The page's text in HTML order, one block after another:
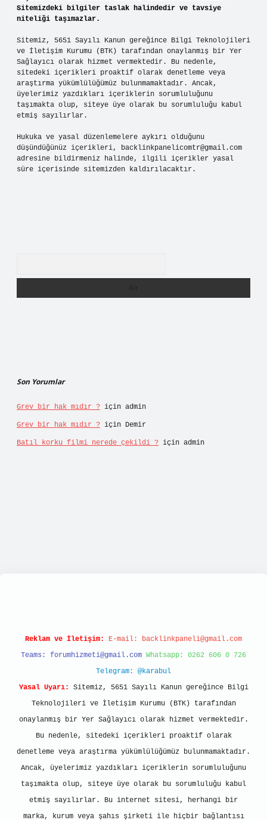
Sitemizdeki bilgiler taslak halindedir ve tavsiye
niteliği taşımazlar.
Sitemiz, 5651 Sayılı Kanun gereğince Bilgi Teknolojileri
ve İletişim Kurumu (BTK) tarafından onaylanmış bir Yer
Sağlayıcı olarak hizmet vermektedir. Bu nedenle,
sitedeki içerikleri proaktif olarak denetleme veya
araştırma yükümlülüğümüz bulunmamaktadır. Ancak,
üyelerimiz yazdıkları içeriklerin sorumluluğunu
taşımakta olup, siteye üye olarak bu sorumluluğu kabul
etmiş sayılırlar.
Hukuka ve yasal düzenlemelere aykırı olduğunu
düşündüğünüz içerikleri, backlinkpanelicomtr@gmail.com
adresine bildirmeniz halinde, ilgili içerikler yasal
süre içerisinde sitemizden kaldırılacaktır.
Son Yorumlar
Grev bir hak mıdır ? için admin
Grev bir hak mıdır ? için Demir
Batıl korku filmi nerede çekildi ? için admin
Reklam ve İletişim: E-mail: backlinkpaneli@gmail.com
Teams: forumhizmeti@gmail.com Whatsapp: 0262 606 0 726
Telegram: @karabul
Yasal Uyarı:
Sitemiz, 5651 Sayılı Kanun gereğince Bilgi
Teknolojileri ve İletişim Kurumu (BTK) tarafından
onaylanmış bir Yer Sağlayıcı olarak hizmet vermektedir.
Bu nedenle, sitedeki içerikleri proaktif olarak
denetleme veya araştırma yükümlülüğümüz bulunmamaktadır.
Ancak, üyelerimiz yazdıkları içeriklerin sorumluluğunu
taşımakta olup, siteye üye olarak bu sorumluluğu kabul
etmiş sayılırlar. Bu internet sitesi, herhangi bir
marka, kurum veya şahıs şirketi ile hiçbir bağlantısı